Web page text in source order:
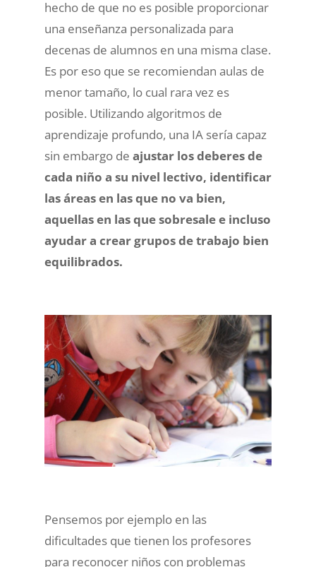
hecho de que no es posible proporcionar
una enseñanza personalizada para
decenas de alumnos en una misma clase.
Es por eso que se recomiendan aulas de
menor tamaño, lo cual rara vez es
posible. Utilizando algoritmos de
aprendizaje profundo, una IA sería capaz
sin embargo de ajustar los deberes de
cada niño a su nivel lectivo, identificar
las áreas en las que no va bien,
aquellas en las que sobresale e incluso
ayudar a crear grupos de trabajo bien
equilibrados.
Pensemos por ejemplo en las
dificultades que tienen los profesores
para reconocer niños con problemas